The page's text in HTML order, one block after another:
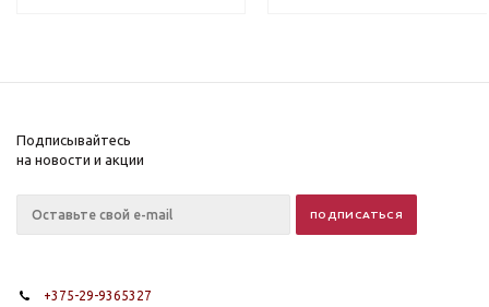
Подписывайтесь
на новости и акции
+375-29-9365327